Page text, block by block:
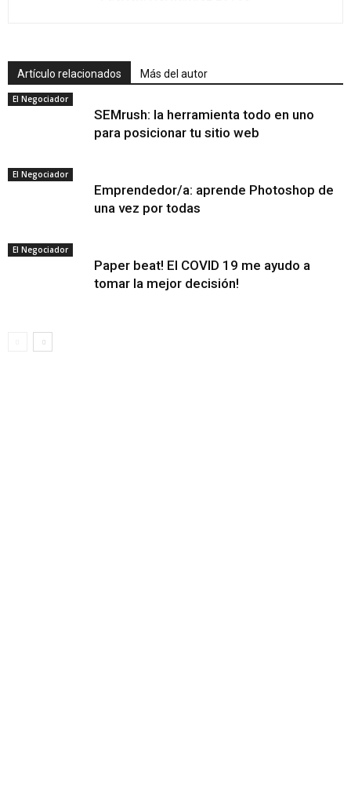
Artículo relacionados Más del autor
El Negociador
SEMrush: la herramienta todo en uno
para posicionar tu sitio web
El Negociador
Emprendedor/a: aprende Photoshop de
una vez por todas
El Negociador
Paper beat! El COVID 19 me ayudo a
tomar la mejor decisión!